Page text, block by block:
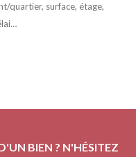
quartier, surface, étage,
BIEN ? N'HÉSITEZ